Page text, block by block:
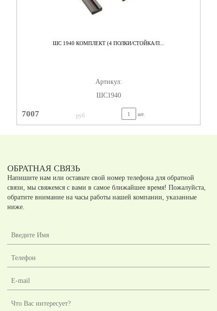
ШС 1940 КОМПЛЕКТ (4 ПОЛКИ/СТОЙКА/П...
Артикул:
ШС1940
7007 руб шт.
ОБРАТНАЯ СВЯЗЬ
Напишите нам или оставьте свой номер телефона для обратной
связи, мы свяжемся с вами в самое ближайшее время! Пожалуйста,
обратите внимание на часы работы нашей компании, указанные
ниже.